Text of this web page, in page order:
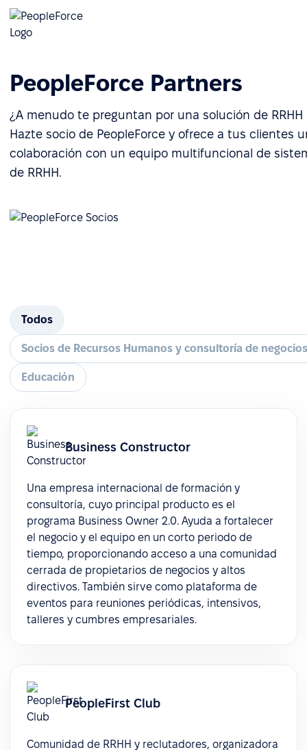
PeopleForce Partners
¿A menudo te preguntan por una solución de RRHH
Hazte socio de PeopleForce y ofrece a tus clientes
colaboración con un equipo multifuncional de
de RRHH.
Todos
Socios de Recursos Humanos y consultoría de negocios
Educación
Business Constructor
Una empresa internacional de formación y
consultoría, cuyo principal producto es el
programa Business Owner 2.0. Ayuda a fortalecer
el negocio y el equipo en un corto periodo de
tiempo, proporcionando acceso a una comunidad
cerrada de propietarios de negocios y altos
directivos. También sirve como plataforma de
eventos para reuniones periódicas, intensivos,
talleres y cumbres empresariales.
PeopleFirst Club
Comunidad de RRHH y reclutadores, organizadora